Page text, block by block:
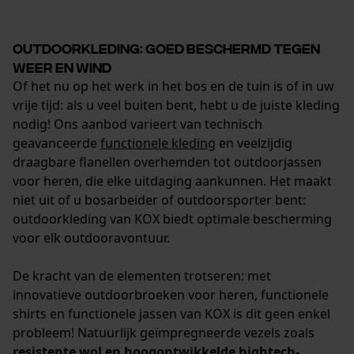
Outdoorkleding: goed beschermd tegen
weer en wind
Of het nu op het werk in het bos en de tuin is of in uw
vrije tijd: als u veel buiten bent, hebt u de juiste kleding
nodig! Ons aanbod varieert van technisch
geavanceerde functionele kleding en veelzijdig
draagbare flanellen overhemden tot outdoorjassen
voor heren, die elke uitdaging aankunnen. Het maakt
niet uit of u bosarbeider of outdoorsporter bent:
outdoorkleding van KOX biedt optimale bescherming
voor elk outdooravontuur.
De kracht van de elementen trotseren: met
innovatieve outdoorbroeken voor heren, functionele
shirts en functionele jassen van KOX is dit geen enkel
probleem! Natuurlijk geïmpregneerde vezels zoals
Statistische Cookies
Mouseflow Web Analytics Tool
Fact-Finder Tracking
Cookies
Loop54 Personalization